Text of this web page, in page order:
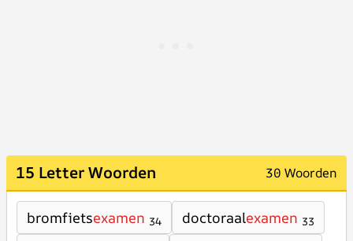
15 Letter Woorden 30 Woorden
bromfietsexamen 34 doctoraalexamen 33